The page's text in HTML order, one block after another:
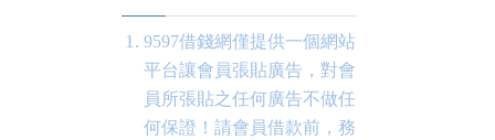
9597借錢網僅提供一個網站
平台讓會員張貼廣告，對會
員所張貼之任何廣告不做任
何保證！請會員借款前，務